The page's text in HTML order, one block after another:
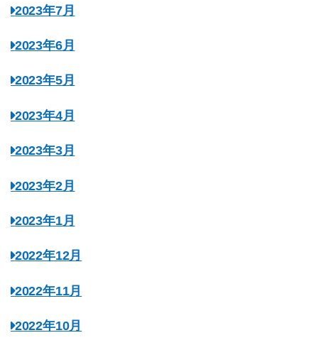
2023年7月
2023年6月
2023年5月
2023年4月
2023年3月
2023年2月
2023年1月
2022年12月
2022年11月
2022年10月